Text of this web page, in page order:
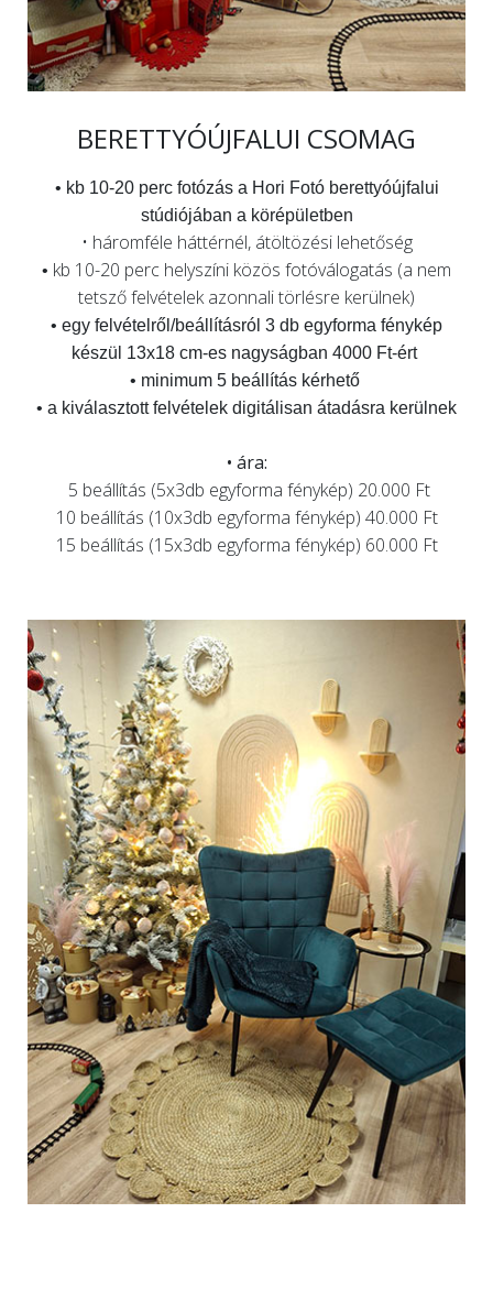
BERETTYÓÚJFALUI CSOMAG
• kb 10-20 perc fotózás a Hori Fotó berettyóújfalui
stúdiójában a körépületben
• háromféle háttérnél, átöltözési lehetőség
• kb 10-20 perc helyszíni közös fotóválogatás (a nem
tetsző felvételek azonnali törlésre kerülnek)
• egy felvételről/beállításról 3 db egyforma fénykép
készül 13x18 cm-es nagyságban 4000 Ft-ért
• minimum 5 beállítás kérhető
• a kiválasztott felvételek digitálisan átadásra kerülnek
• ára:
5 beállítás (5x3db egyforma fénykép) 20.000 Ft
10 beállítás (10x3db egyforma fénykép) 40.000 Ft
15 beállítás (15x3db egyforma fénykép) 60.000 Ft